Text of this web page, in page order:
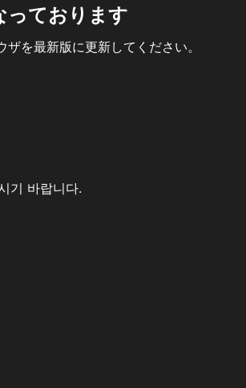
っております
を最新版に更新してください。
기 바랍니다.